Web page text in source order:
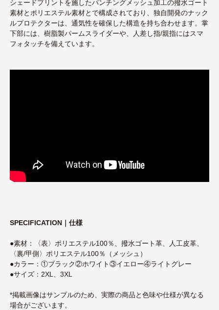
シェードプリントを施したパンチングメッシュ加工の撥水ゴート
素材とポリエステル素材とで構成されており、独自開発のナック
ルプロテクターは、通気性を確保した構造を持ち合わせます。掌
下部には、樹脂製パームスライダーや、人差し指/親指にはスマ
フォタッチを備えています。
SPECIFICATION｜仕様
●素材：〈表〉ポリエステル100％、撥水ゴート革、人工皮革、
〈裏/甲側〉ポリエステル100％（メッシュ）
●カラー：①ブラック②ホワイト③イエロー④ライトグレー
●サイズ：2XL、3XL
*掲載画像はサンプルのため、実際の商品と色味や仕様が異なる
場合がございます。